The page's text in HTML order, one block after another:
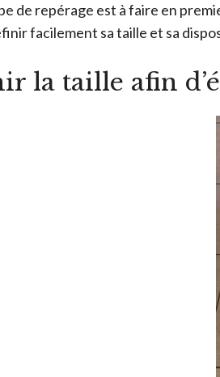
de repérage est à faire en
facilement sa taille et sa
la taille afin